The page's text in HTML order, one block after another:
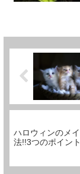
ハロウィンのメ
法!!3つのポイン